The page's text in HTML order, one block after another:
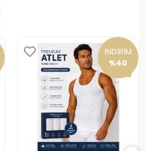
İNDİRİM
%40